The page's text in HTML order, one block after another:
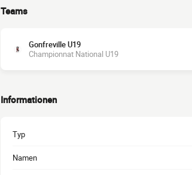
Teams
Gonfreville U19
Championnat National U19
Informationen
Typ
Namen